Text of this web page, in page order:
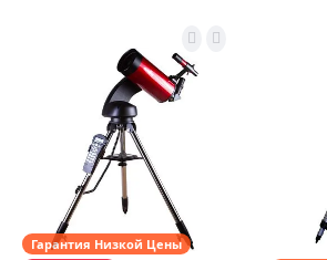
Гарантия Низкой Цены